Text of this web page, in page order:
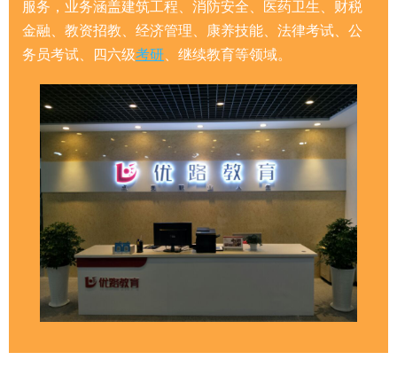
服务，业务涵盖建筑工程、消防安全、医药卫生、财税
金融、教资招教、经济管理、康养技能、法律考试、公
务员考试、四六级考研 、继续教育等领域。